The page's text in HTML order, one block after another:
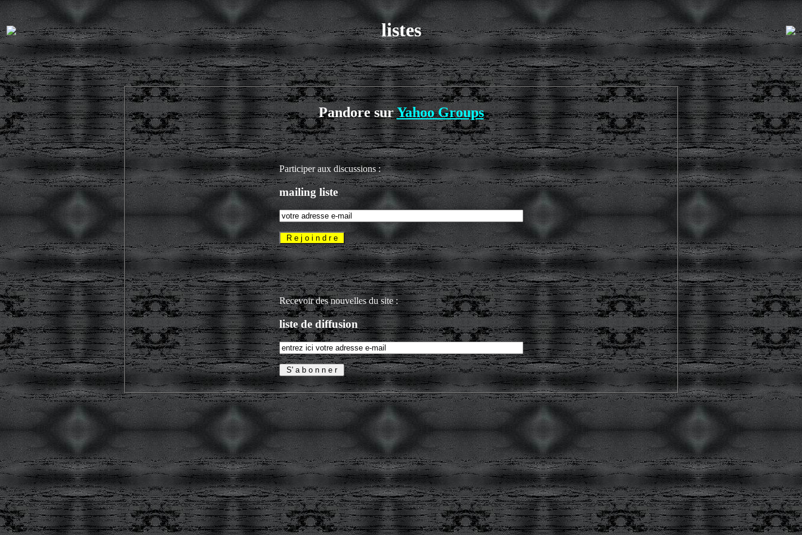
listes
Pandore surYahoo Groups
Participer aux discussions :
mailing liste
Recevoir des nouvelles du site :
liste de diffusion